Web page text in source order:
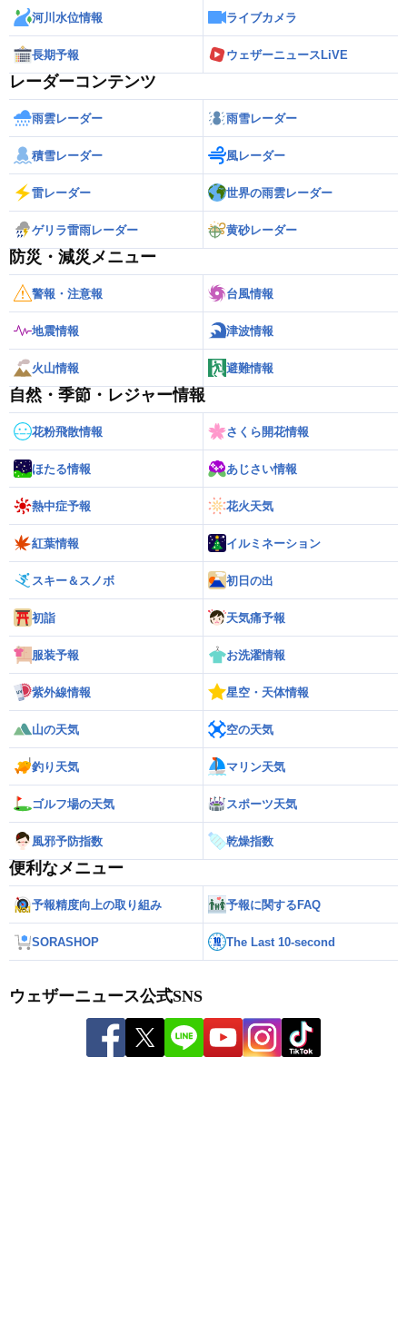
河川水位情報 ライブカメラ
長期予報 ウェザーニュースLiVE
レーダーコンテンツ
雨雲レーダー 雨雪レーダー
積雪レーダー 風レーダー
雷レーダー 世界の雨雲レーダー
ゲリラ雷雨レーダー 黄砂レーダー
防災・減災メニュー
警報・注意報 台風情報
地震情報 津波情報
火山情報 避難情報
自然・季節・レジャー情報
花粉飛散情報 さくら開花情報
ほたる情報 あじさい情報
熱中症予報 花火天気
紅葉情報 イルミネーション
スキー＆スノボ 初日の出
初詣 天気痛予報
服装予報 お洗濯情報
紫外線情報 星空・天体情報
山の天気 空の天気
釣り天気 マリン天気
ゴルフ場の天気 スポーツ天気
風邪予防指数 乾燥指数
便利なメニュー
予報精度向上の取り組み 予報に関するFAQ
SORASHOP The Last 10-second
ウェザーニュース公式SNS